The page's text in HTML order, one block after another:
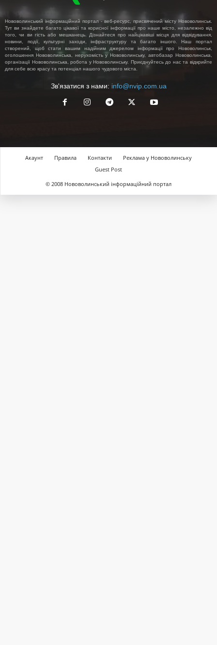
Нововолинський інформаційний портал - веб-ресурс, присвячений місту Нововолинськ.
Тут ви знайдете багато цікавої та корисної інформації про наше місто, незалежно від
того, чи ви гість або мешканець. Дізнайтеся про найцікавіші місця для відвідування,
новини, події, культурні заходи, інфраструктуру та багато іншого. Наш портал
створений, щоб стати вашим надійним джерелом інформації про Нововолинськ,
оголошення Нововолинська, нерухомість у Нововолинську, автобазар Нововолинська,
організації Нововолинська, робота у Нововолинську. Приєднуйтесь до нас та відкрийте
для себе всю красу та потенціал нашого чудового міста.
Зв'язатися з нами: info@nvip.com.ua
Акаунт Правила Контакти
Реклама у Нововолинську
Guest Post
© 2008 Нововолинський інформаційний портал